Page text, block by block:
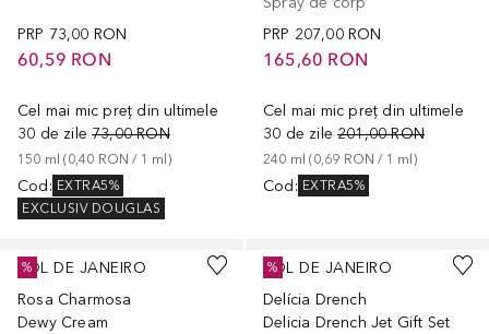
PRP 73,00 RON
60,59 RON
Cel mai mic preț din ultimele
30 de zile 73,00 RON
150 ml (0,40 RON / 1 ml)
Cod : EXTRA5%
EXCLUSIV DOUGLAS
PRP 207,00 RON
165,60 RON
Cel mai mic preț din ultimele
30 de zile 201,00 RON
240 ml (0,69 RON / 1 ml)
Cod : EXTRA5%
SOL DE JANEIRO
Rosa Charmosa
Dewy Cream
%
SOL DE JANEIRO
Delícia Drench
Delicia Drench Jet Gift Set
%